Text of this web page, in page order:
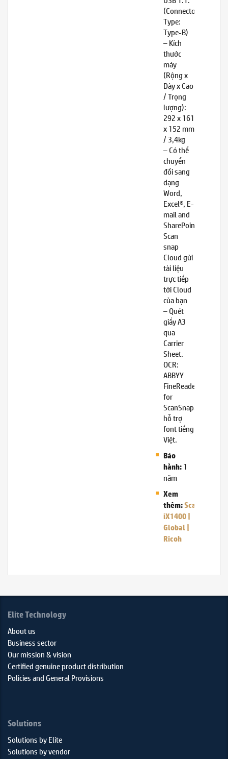
(Connector
Type:
Type-B)
– Kích
thước
máy
(Rộng x
Dày x Cao
/ Trọng
lượng):
292 x 161
x 152 mm
/ 3,4kg
– Có thể
chuyển
đổi sang
dạng
Word,
Excel®, E-
mail and
SharePoint®;
Scan
snap
Cloud gửi
tài liệu
trực tiếp
tới Cloud
của bạn
– Quét
giấy A3
qua
Carrier
Sheet.
OCR:
ABBYY
FineReader
for
ScanSnap,
hỗ trợ
font tiếng
Việt.
Bảo
hành:1
năm
Xem
thêm:ScanSnap
iX1400 |
Global |
Ricoh
Elite Technology
About us
Business sector
Our mission & vision
Certified genuine product distribution
Policies and General Provisions
Solutions
Solutions by Elite
Solutions by vendor